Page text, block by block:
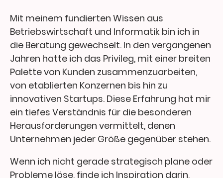
Mit meinem fundierten Wissen aus
Betriebswirtschaft und Informatik bin ich in
die Beratung gewechselt. In den vergangenen
Jahren hatte ich das Privileg, mit einer breiten
Palette von Kunden zusammenzuarbeiten,
von etablierten Konzernen bis hin zu
innovativen Startups. Diese Erfahrung hat mir
ein tiefes Verständnis für die besonderen
Herausforderungen vermittelt, denen
Unternehmen jeder Größe gegenüber stehen.
Wenn ich nicht gerade strategisch plane oder
Probleme löse, finde ich Inspiration darin,